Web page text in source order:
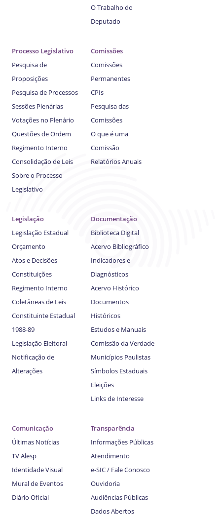
O Trabalho do
Deputado
Processo Legislativo
Pesquisa de
Proposições
Pesquisa de Processos
Sessões Plenárias
Votações no Plenário
Questões de Ordem
Regimento Interno
Consolidação de Leis
Sobre o Processo
Legislativo
Comissões
Comissões
Permanentes
CPIs
Pesquisa das
Comissões
O que é uma
Comissão
Relatórios Anuais
Legislação
Legislação Estadual
Orçamento
Atos e Decisões
Constituições
Regimento Interno
Coletâneas de Leis
Constituinte Estadual
1988-89
Legislação Eleitoral
Notificação de
Alterações
Documentação
Biblioteca Digital
Acervo Bibliográfico
Indicadores e
Diagnósticos
Acervo Histórico
Documentos
Históricos
Estudos e Manuais
Comissão da Verdade
Municípios Paulistas
Símbolos Estaduais
Eleições
Links de Interesse
Comunicação
Últimas Notícias
TV Alesp
Identidade Visual
Mural de Eventos
Diário Oficial
Transparência
Informações Públicas
Atendimento
e-SIC / Fale Conosco
Ouvidoria
Audiências Públicas
Dados Abertos